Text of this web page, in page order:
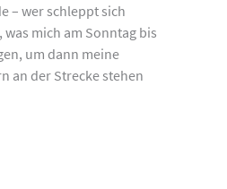
– wer schleppt sich
mich am Sonntag bis
um dann meine
an der Strecke stehen